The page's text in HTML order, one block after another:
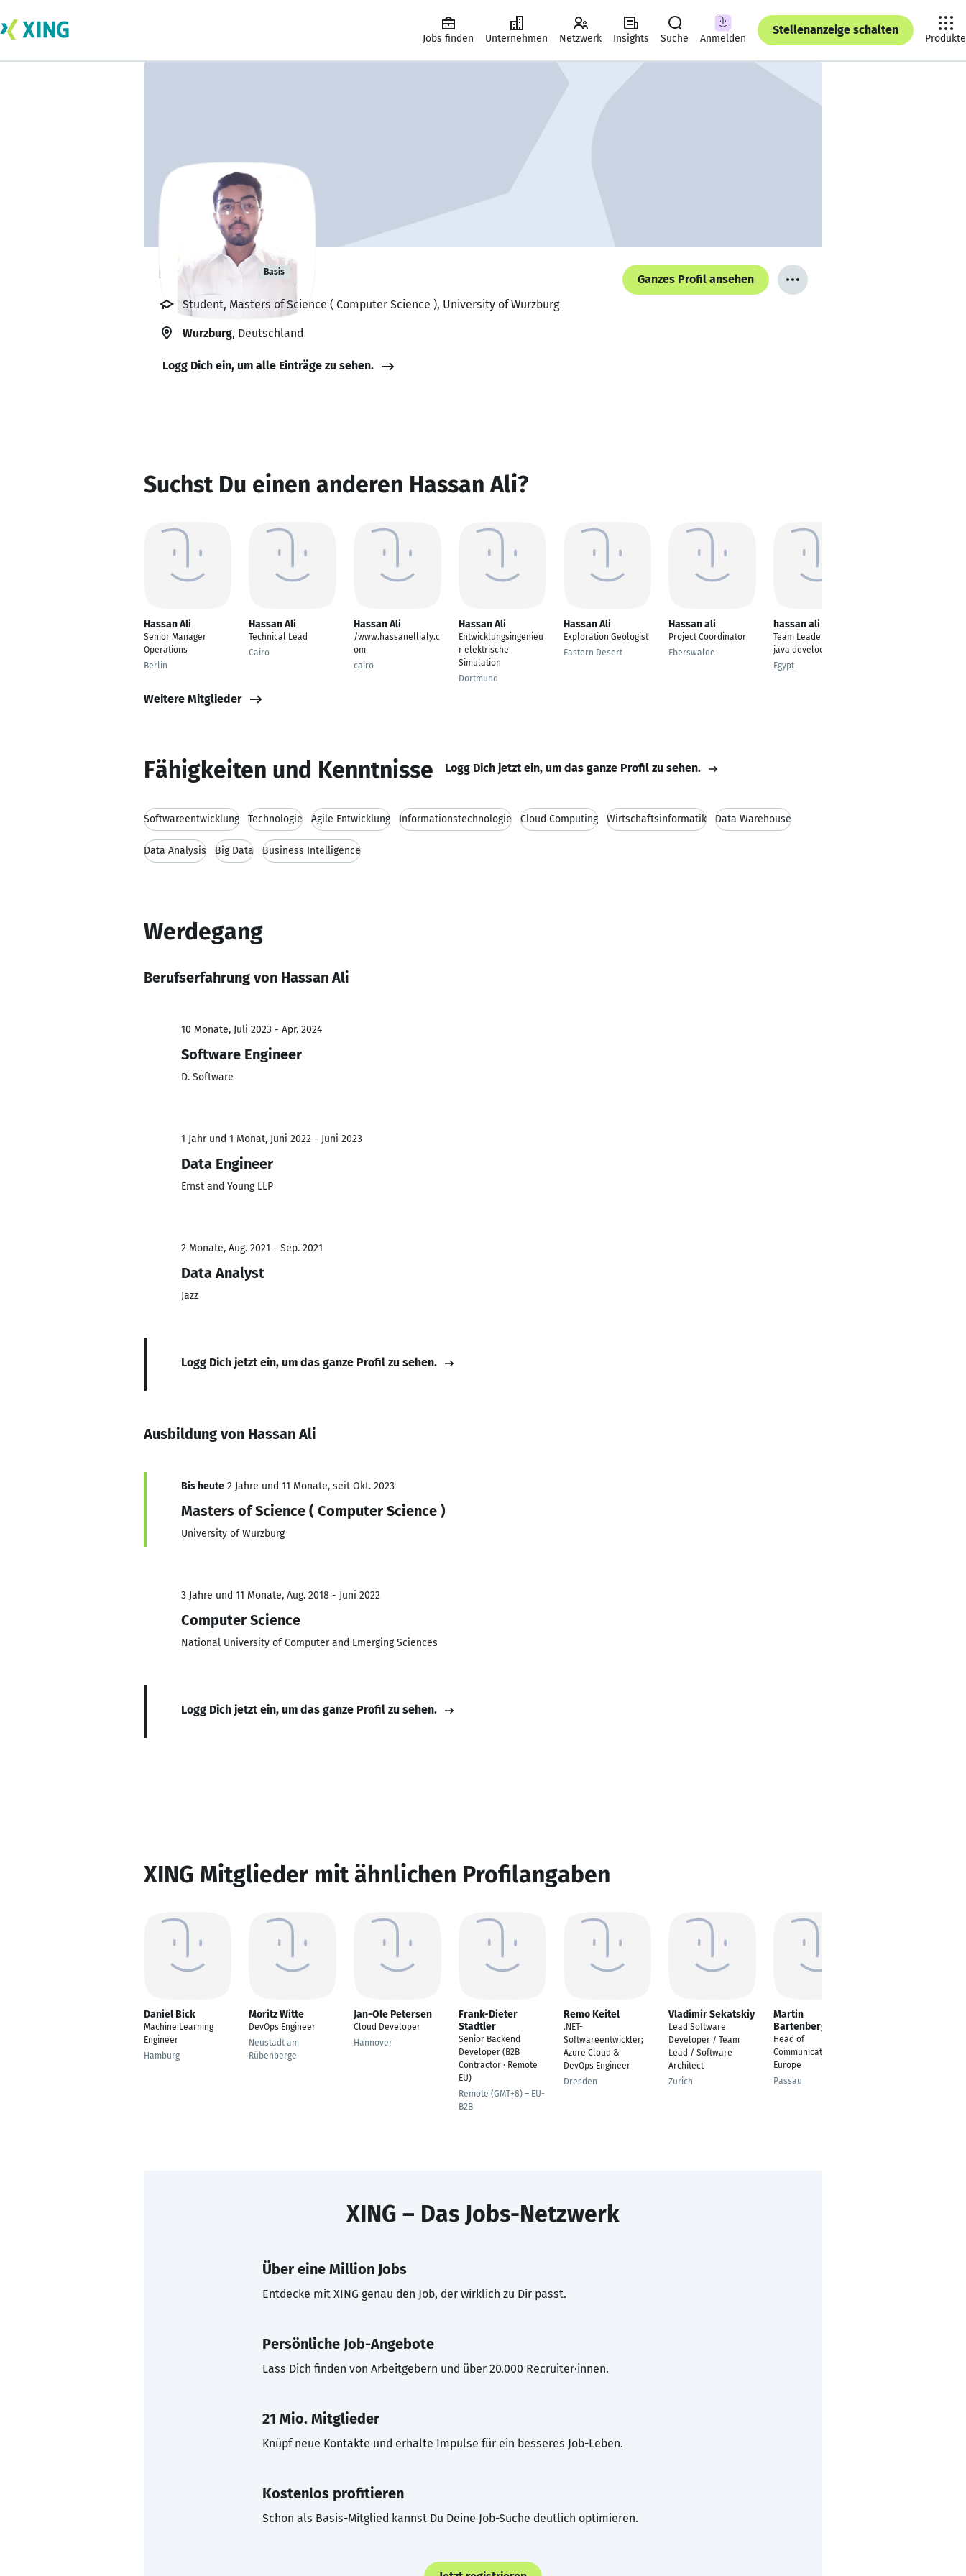
Jobs finden Unternehmen Netzwerk Insights Suche Anmelden
Stellenanzeige schalten
Produkte
Hassan Ali Basis
Ganzes Profil ansehen
Student, Masters of Science ( Computer Science ), University of Wurzburg
Wurzburg, Deutschland
Logg Dich ein, um alle Einträge zu sehen.
Suchst Du einen anderen Hassan Ali?
Hassan Ali
Senior Manager
Operations
Berlin
Hassan Ali
Technical Lead
Cairo
Hassan Ali
/www.hassanellialy.c
om
cairo
Hassan Ali
Entwicklungsingenieu
r elektrische
Simulation
Dortmund
Hassan Ali
Exploration Geologist
Eastern Desert
Hassan ali
Project Coordinator
Eberswalde
hassan ali
Team Leader Senior
java develoepr
Egypt
Weitere Mitglieder
Fähigkeiten und Kenntnisse Logg Dich jetzt ein, um das ganze Profil zu sehen.
Softwareentwicklung Technologie Agile Entwicklung Informationstechnologie Cloud Computing Wirtschaftsinformatik Data Warehouse
Data Analysis Big Data Business Intelligence
Werdegang
Berufserfahrung von Hassan Ali
10 Monate, Juli 2023 - Apr. 2024
Software Engineer
D. Software
1 Jahr und 1 Monat, Juni 2022 - Juni 2023
Data Engineer
Ernst and Young LLP
2 Monate, Aug. 2021 - Sep. 2021
Data Analyst
Jazz
Logg Dich jetzt ein, um das ganze Profil zu sehen.
Ausbildung von Hassan Ali
Bis heute 2 Jahre und 11 Monate, seit Okt. 2023
Masters of Science ( Computer Science )
University of Wurzburg
3 Jahre und 11 Monate, Aug. 2018 - Juni 2022
Computer Science
National University of Computer and Emerging Sciences
Logg Dich jetzt ein, um das ganze Profil zu sehen.
XING Mitglieder mit ähnlichen Profilangaben
Daniel Bick
Machine Learning
Engineer
Hamburg
Moritz Witte
DevOps Engineer
Neustadt am
Rübenberge
Jan-Ole Petersen
Cloud Developer
Hannover
Frank-Dieter
Stadtler
Senior Backend
Developer (B2B
Contractor · Remote
EU)
Remote (GMT+8) – EU-
B2B
Remo Keitel
.NET-
Softwareentwickler;
Azure Cloud &
DevOps Engineer
Dresden
Vladimir Sekatskiy
Lead Software
Developer / Team
Lead / Software
Architect
Zurich
Martin
Bartenberger
Head of
Communications
Europe
Passau
XING – Das Jobs-Netzwerk
Über eine Million Jobs
Entdecke mit XING genau den Job, der wirklich zu Dir passt.
Persönliche Job-Angebote
Lass Dich finden von Arbeitgebern und über 20.000 Recruiter·innen.
21 Mio. Mitglieder
Knüpf neue Kontakte und erhalte Impulse für ein besseres Job-Leben.
Kostenlos profitieren
Schon als Basis-Mitglied kannst Du Deine Job-Suche deutlich optimieren.